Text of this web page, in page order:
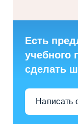
Есть
учебного
сделать
Написать